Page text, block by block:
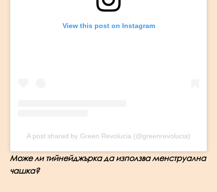
View this post on Instagram
A post shared by Green Revolucia (@greenrevolucia)
Може ли тийнейджърка да използва менструална
чашка?